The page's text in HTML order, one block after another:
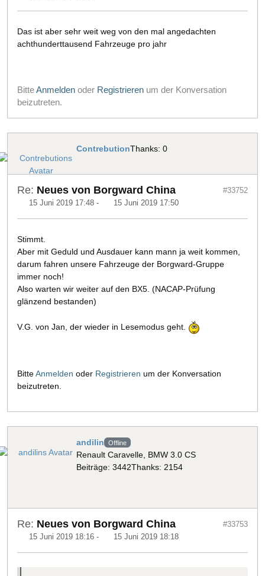
Das ist aber sehr weit weg von den mal angedachten
achthunderttausend Fahrzeuge pro jahr
BitteAnmelden oder Registrieren um der Konversation
beizutreten.
ContrebutionThanks: 0
Re: Neues von Borgward China
15 Juni 2019 17:48 - 15 Juni 2019 17:50
#33752
Stimmt.
Aber mit Geduld und Ausdauer kann mann ja weit kommen,
darum fahren unsere Fahrzeuge der Borgward-Gruppe
immer noch!
Also warten wir weiter auf den BX5. (NACAP-Prüfung
glänzend bestanden)
V.G. von Jan, der wieder in Lesemodus geht.
BitteAnmelden oder Registrieren um der Konversation
beizutreten.
andilin Offline
Renault Caravelle, BMW 3.0 CS
Beiträge: 3442Thanks: 2154
Re: Neues von Borgward China
15 Juni 2019 18:16 - 15 Juni 2019 18:18
#33753